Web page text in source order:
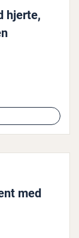
hjerte,
med